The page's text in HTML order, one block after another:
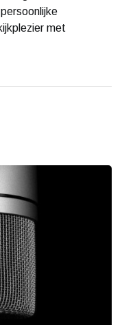
met